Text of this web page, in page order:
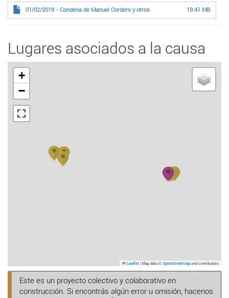
01/02/2019 - Condena de Manuel Cordero y otros 19.41 MB
Lugares asociados a la causa
+
−
Leaflet |Map data © OpenStreetMapand contributors
Este es un proyecto colectivo y colaborativo en
construcción. Si encontrás algún error u omisión, hacenos